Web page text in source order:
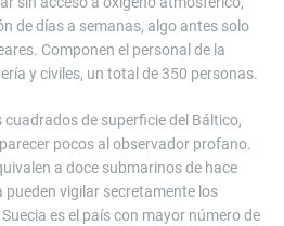
de días a semanas, algo antes solo
Componen el personal de la
y civiles, un total de 350 personas.
de superficie del Báltico,
pocos al observador profano.
a doce submarinos de hace
vigilar secretamente los
es el país con mayor número de